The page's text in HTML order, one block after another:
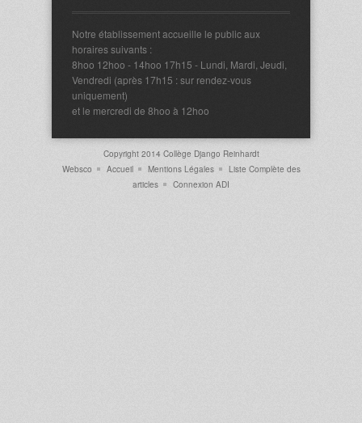
Notre établissement accueille le public aux
horaires suivants :
8hoo 12hoo - 14hoo 17h15 - Lundi, Mardi, Jeudi,
Vendredi (après 17h15 : sur rendez-vous
uniquement)
et le mercredi de 8hoo à 12hoo
Copyright 2014 Collège Django Reinhardt
Websco
Accueil Mentions Légales
Liste Complète des
articles
Connexion ADI